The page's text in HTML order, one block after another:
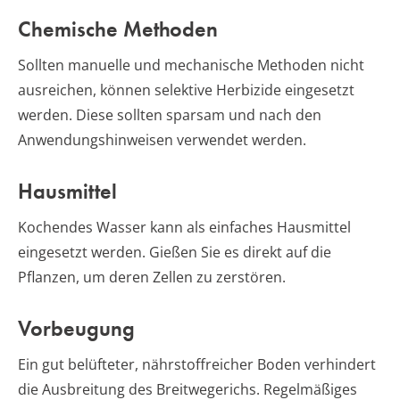
Chemische Methoden
Sollten manuelle und mechanische Methoden nicht
ausreichen, können selektive Herbizide eingesetzt
werden. Diese sollten sparsam und nach den
Anwendungshinweisen verwendet werden.
Hausmittel
Kochendes Wasser kann als einfaches Hausmittel
eingesetzt werden. Gießen Sie es direkt auf die
Pflanzen, um deren Zellen zu zerstören.
Vorbeugung
Ein gut belüfteter, nährstoffreicher Boden verhindert
die Ausbreitung des Breitwegerichs. Regelmäßiges